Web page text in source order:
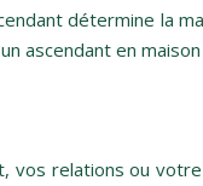
détermine la
ascendant en
vos relations ou